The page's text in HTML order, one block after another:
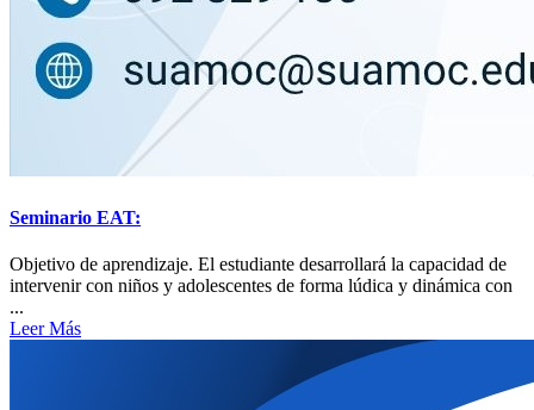
Seminario EAT:
Objetivo de aprendizaje. El estudiante desarrollará la capacidad de
intervenir con niños y adolescentes de forma lúdica y dinámica con
...
Leer Más